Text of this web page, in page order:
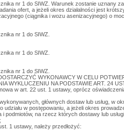
nr 1 do SIWZ. Warunek zostanie uznany za
ofert, a jeżeli okres działalności jest
(ciągnika i wozu asenizacyjnego) o
nr 1 do SIWZ.
nr 1 do SIWZ.
nr 1 do SIWZ.
WYKONAWCY W CELU
WYKLUCZENIU NA PODSTAWIE ART. 24
w art. 22 ust. 1 ustawy, oprócz
głównych dostaw lub usług, w
w postępowaniu, a jeżeli okres
na rzecz których dostawy lub
1 ustawy, należy przedłożyć: